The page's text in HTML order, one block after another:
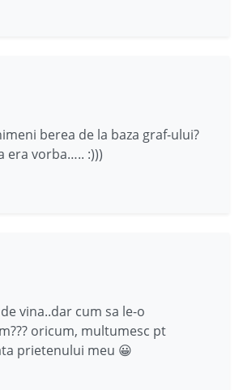
berea de la baza graf-ului?
era vorba….. :)))
vina..dar cum sa le-o
oricum, multumesc pt
prietenului meu 😀